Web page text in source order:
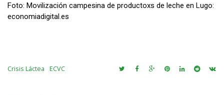
Foto: Movilización campesina de productoxs de leche en Lugo:
economiadigital.es
Crisis Láctea ECVC